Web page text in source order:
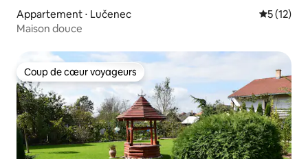
Appartement ⋅ Lučenec
5 (12)
Maison douce
Coup de cœur voyageurs
Coup de cœur voyageurs